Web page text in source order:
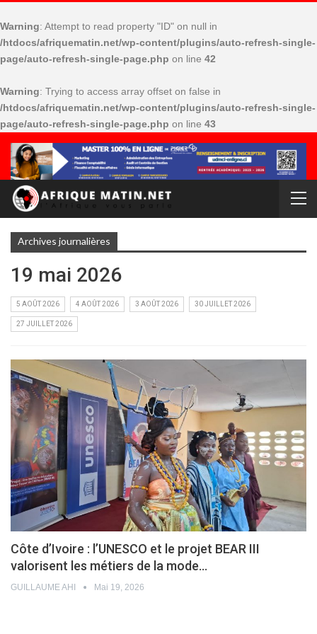
Warning: Attempt to read property "ID" on null in
/htdocs/afriquematin.net/wp-content/plugins/auto-refresh-single-
page/auto-refresh-single-page.php on line 42
Warning: Trying to access array offset on false in
/htdocs/afriquematin.net/wp-content/plugins/auto-refresh-single-
page/auto-refresh-single-page.php on line 43
Archives journalières
19 mai 2026
5 AOÛT 2026 4 AOÛT 2026 3 AOÛT 2026 30 JUILLET 2026
27 JUILLET 2026
Côte d’Ivoire : l’UNESCO et le projet BEAR III
valorisent les métiers de la mode…
GUILLAUME AHI Mai 19, 2026